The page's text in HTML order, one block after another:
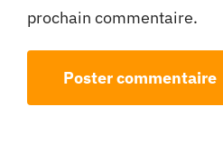
prochain commentaire.